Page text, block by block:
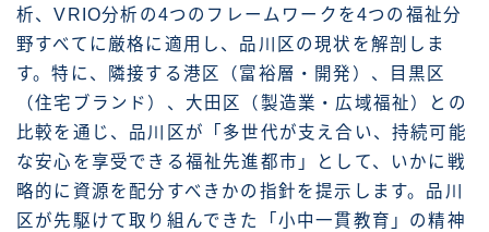
析、VRIO分析の4つのフレームワークを4つの福祉分
野すべてに厳格に適用し、品川区の現状を解剖しま
す。特に、隣接する港区（富裕層・開発）、目黒区
（住宅ブランド）、大田区（製造業・広域福祉）との
比較を通じ、品川区が「多世代が支え合い、持続可能
な安心を享受できる福祉先進都市」として、いかに戦
略的に資源を配分すべきかの指針を提示します。品川
区が先駆けて取り組んできた「小中一貫教育」の精神